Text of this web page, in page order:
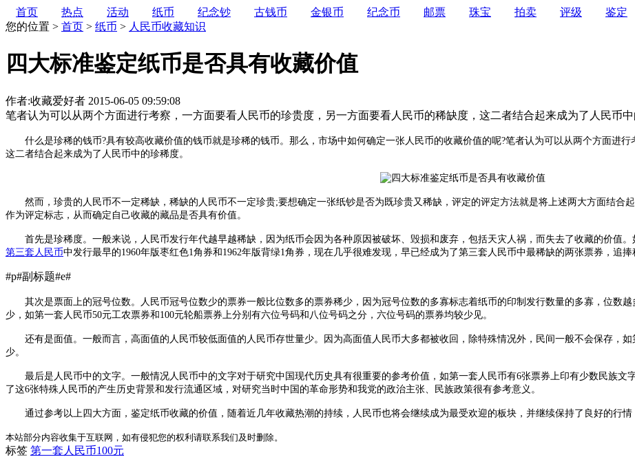
首页 热点 活动 纸币 纪念钞 古钱币 金银币 纪念币 邮票 珠宝 拍卖 评级
鉴定
您的位置 > 首页 > 纸币 > 人民币收藏知识
四大标准鉴定纸币是否具有收藏价值
作者:收藏爱好者 2015-06-05 09:59:08
笔者认为可以从两个方面进行考察，一方面要看人民币的珍贵度，另一方面要看人民币的稀缺度，这二者结合起来成为了人民币中
什么是珍稀的钱币?具有较高收藏价值的钱币就是珍稀的钱币。那么，市场中如何确定一张人民币的收藏价值的呢?笔者认为可以从两个方面进行
这二者结合起来成为了人民币中的珍稀度。
然而，珍贵的人民币不一定稀缺，稀缺的人民币不一定珍贵;要想确定一张纸钞是否为既珍贵又稀缺，评定的评定方法就是将上述两大方面结合
作为评定标志，从而确定自己收藏的藏品是否具有价值。
首先是珍稀度。一般来说，人民币发行年代越早越稀缺，因为纸币会因为各种原因被破坏、毁损和废弃，包括天灾人祸，而失去了收藏的价值。
第三套人民币中发行最早的1960年版枣红色1角券和1962年版背绿1角券，现在几乎很难发现，早已经成为了第三套人民币中最稀缺的两张票券，追捧
#p#副标题#e#
其次是票面上的冠号位数。人民币冠号位数少的票券一般比位数多的票券稀少，因为冠号位数的多寡标志着纸币的印制发行数量的多寡，位数
少，如第一套人民币50元工农票券和100元轮船票券上分别有六位号码和八位号码之分，六位号码的票券均较少见。
还有是面值。一般而言，高面值的人民币较低面值的人民币存世量少。因为高面值人民币大多都被收回，除特殊情况外，民间一般不会保存，如
少。
最后是人民币中的文字。一般情况人民币中的文字对于研究中国现代历史具有很重要的参考价值，如第一套人民币有6张票券上印有少数民族文
了这6张特殊人民币的产生历史背景和发行流通区域，对研究当时中国的革命形势和我党的政治主张、民族政策很有参考意义。
通过参考以上四大方面，鉴定纸币收藏的价值，随着近几年收藏热潮的持续，人民币也将会继续成为最受欢迎的板块，并继续保持了良好的行情
本站部分内容收集于互联网，如有侵犯您的权利请联系我们及时删除。
标签 第一套人民币100元